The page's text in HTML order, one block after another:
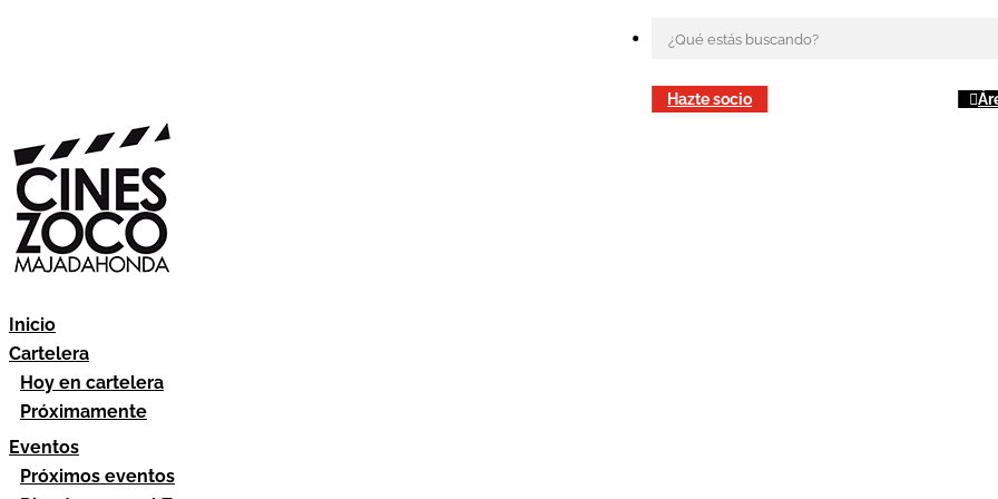
Hazte socio
Inicio
Cartelera
Hoy en cartelera
Próximamente
Eventos
Próximos eventos